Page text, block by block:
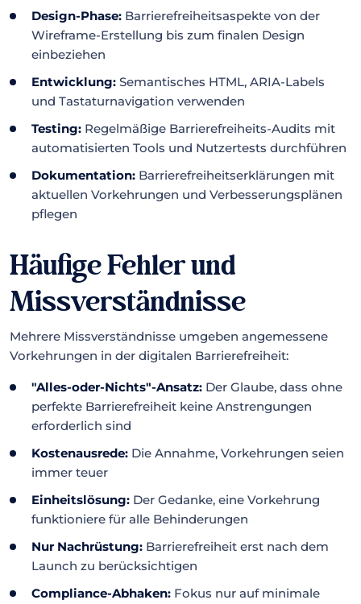
Design-Phase: Barrierefreiheitsaspekte von der
Wireframe-Erstellung bis zum finalen Design
einbeziehen
Entwicklung: Semantisches HTML, ARIA-Labels
und Tastaturnavigation verwenden
Testing: Regelmäßige Barrierefreiheits-Audits mit
automatisierten Tools und Nutzertests durchführen
Dokumentation: Barrierefreiheitserklärungen mit
aktuellen Vorkehrungen und Verbesserungsplänen
pflegen
Häufige Fehler und
Missverständnisse
Mehrere Missverständnisse umgeben angemessene
Vorkehrungen in der digitalen Barrierefreiheit:
"Alles-oder-Nichts"-Ansatz: Der Glaube, dass ohne
perfekte Barrierefreiheit keine Anstrengungen
erforderlich sind
Kostenausrede: Die Annahme, Vorkehrungen seien
immer teuer
Einheitslösung: Der Gedanke, eine Vorkehrung
funktioniere für alle Behinderungen
Nur Nachrüstung: Barrierefreiheit erst nach dem
Launch zu berücksichtigen
Compliance-Abhaken: Fokus nur auf minimale